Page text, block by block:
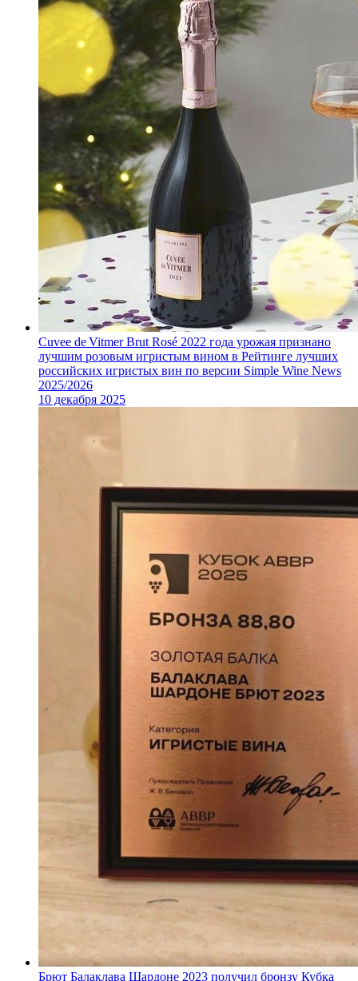
Cuvee de Vitmer Brut Rosé 2022 года урожая признано
лучшим розовым игристым вином в Рейтинге лучших
российских игристых вин по версии Simple Wine News
2025/2026
10 декабря 2025
Брют Балаклава Шардоне 2023 получил бронзу Кубка